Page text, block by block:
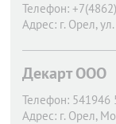
Телефон:
Адрес: г. Орел,
Декарт ООО
Телефон: 541946
Адрес: г. Орел,